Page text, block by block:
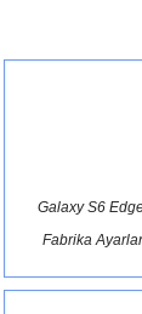
Galaxy S6
Fabrika